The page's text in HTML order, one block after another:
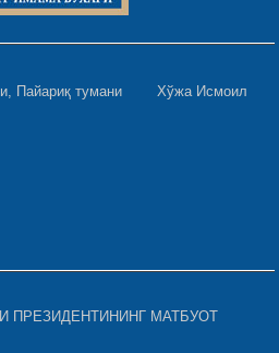
Пайариқ тумани Хўжа Исмоил
ПРЕЗИДЕНТИНИНГ МАТБУОТ